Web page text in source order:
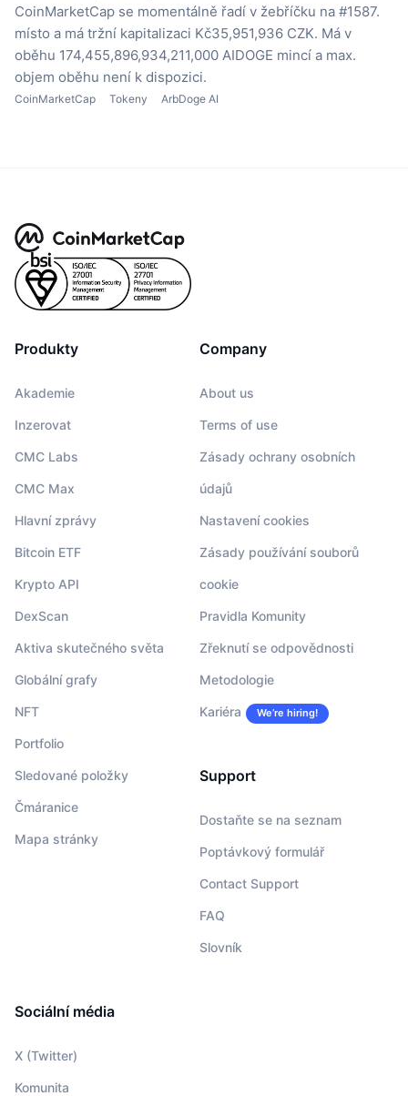
CoinMarketCap se momentálně řadí v žebříčku na #1587.
místo a má tržní kapitalizaci Kč35,951,936 CZK. Má v
oběhu 174,455,896,934,211,000 AIDOGE mincí a max.
objem oběhu není k dispozici.
CoinMarketCap Tokeny ArbDoge AI
Produkty
Akademie
Inzerovat
CMC Labs
CMC Max
Hlavní zprávy
Bitcoin ETF
Krypto API
DexScan
Aktiva skutečného světa
Globální grafy
NFT
Portfolio
Sledované položky
Čmáranice
Mapa stránky
Company
About us
Terms of use
Zásady ochrany osobních
údajů
Nastavení cookies
Zásady používání souborů
cookie
Pravidla Komunity
Zřeknutí se odpovědnosti
Metodologie
Kariéra We’re hiring!
Support
Dostaňte se na seznam
Poptávkový formulář
Contact Support
FAQ
Slovník
Sociální média
X (Twitter)
Komunita